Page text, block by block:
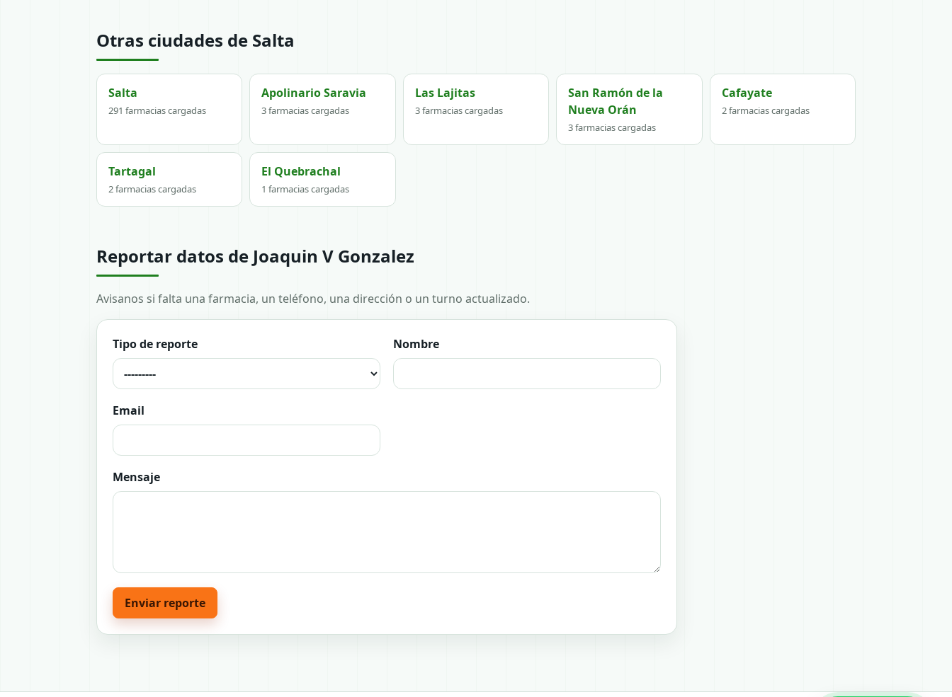
Otras ciudades de Salta
Salta
291 farmacias cargadas
Apolinario Saravia
3 farmacias cargadas
Las Lajitas
3 farmacias cargadas
San Ramón de la
Nueva Orán
3 farmacias cargadas
Cafayate
2 farmacias cargadas
Tartagal
2 farmacias cargadas
El Quebrachal
1 farmacias cargadas
Reportar datos de Joaquin V Gonzalez
Avisanos si falta una farmacia, un teléfono, una dirección o un turno actualizado.
Tipo de reporte Nombre
Email
Mensaje
Enviar reporte